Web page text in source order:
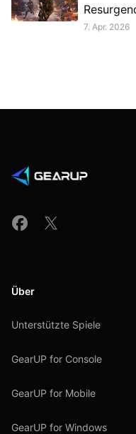
7. Apr. 2026
Über
Unterstützte Spiele
GearUP for Console
GearUP for Mobile
GearUP for Windows